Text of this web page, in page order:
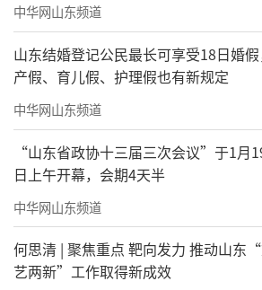
开幕式文艺演出
中华网山东频道
山东结婚登记公民最长可享受18日婚假
产假、育儿假、护理假也有新规定
中华网山东频道
“山东省政协十三届三次会议”于1月
日上午开幕，会期4天半
中华网山东频道
何思清 | 聚焦重点 靶向发力 推动山东
艺两新”工作取得新成效